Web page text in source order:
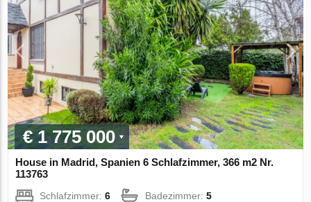
€ 1 775 000
House in Madrid, Spanien 6 Schlafzimmer, 366 m2 Nr.
113763
Schlafzimmer:6 Badezimmer:5